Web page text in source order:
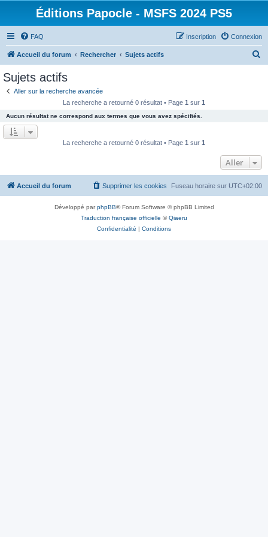
Éditions Papocle - MSFS 2024 PS5
FAQ Connexion
Inscription
Accueil du forum Rechercher Sujets actifs
e
r
Sujets actifs
Aller sur la recherche avancée
La recherche a retourné 0 résultat • Page 1 sur 1
Aucun résultat ne correspond aux termes que vous avez spécifiés.
La recherche a retourné 0 résultat • Page 1 sur 1
Aller
Accueil du forum Fuseau horaire sur UTC+02:00
Supprimer les cookies
Développé parphpBB® Forum Software © phpBB Limited
Traduction française officielle ©Qiaeru
Confidentialité | Conditions